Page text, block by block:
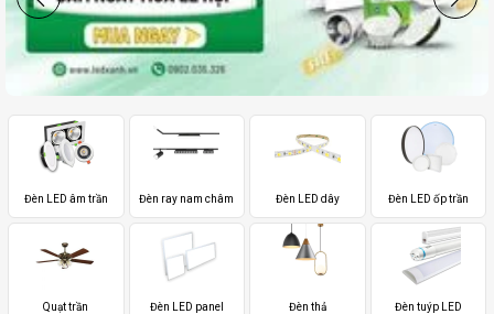
Đèn LED âm trần Đèn ray nam châm Đèn LED dây Đèn LED ốp trần
Quạt trần Đèn LED panel Đèn thả Đèn tuýp LED